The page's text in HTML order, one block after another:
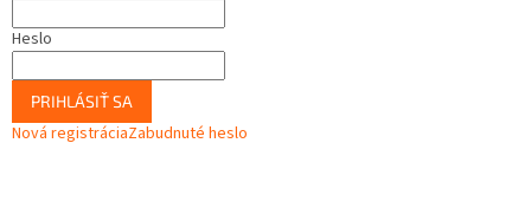
Heslo
PRIHLÁSIŤ SA
Nová registráciaZabudnuté heslo